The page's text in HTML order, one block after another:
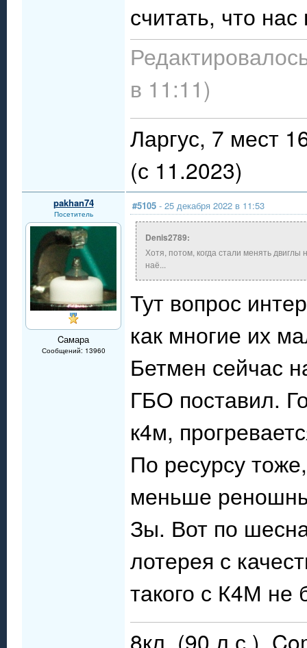
считать, что
в 11:11)
Ларгус, 7 мест
(с 11.2023)
pakhan74
Посетитель
Cамара
Сообщений: 13960
#5105 - 25 декабря 2022 в 11:53
Denis2789:
Хотя, потом, когда стали менять
наё...
Тут вопрос
как многие их
Бетмен сейчас
ГБО поставил.
к4м,
По ресурсу
меньше
Зы. Вот по
лотерея с
такого с К4М не
8кл. (90 л.с.),